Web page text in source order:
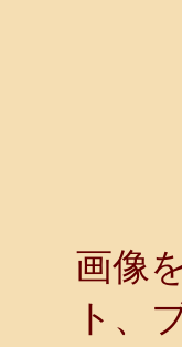
画像
ト、